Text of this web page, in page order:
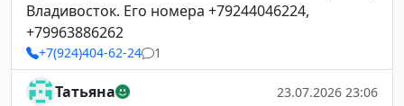
Владивосток. Его номера +79244046224,
+79963886262
+7(924)404-62-24 1
Татьяна 23.07.2026 23:06